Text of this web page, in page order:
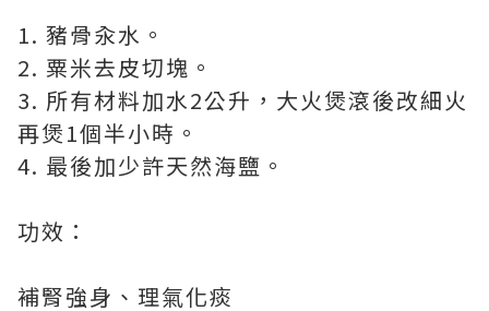
1. 豬骨汆水。
2. 粟米去皮切塊。
3. 所有材料加水2公升，大火煲滾後改細火
再煲1個半小時。
4. 最後加少許天然海鹽。
功效：
補腎強身、理氣化痰